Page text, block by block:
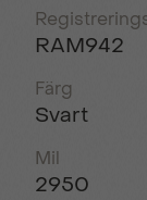
RAM942
Färg
Svart
Mil
2950